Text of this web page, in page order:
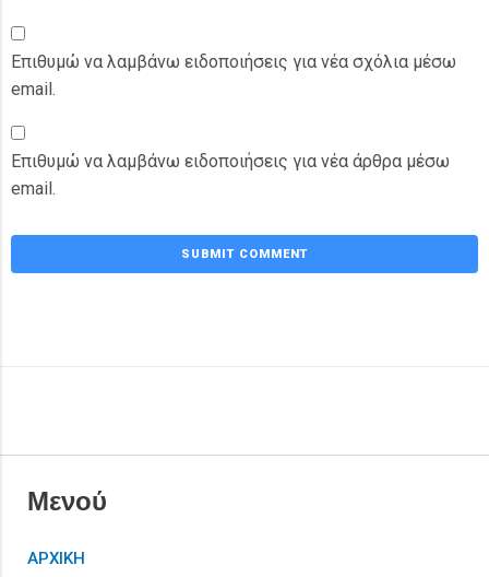
Επιθυμώ να λαμβάνω ειδοποιήσεις για νέα σχόλια μέσω
email.
Επιθυμώ να λαμβάνω ειδοποιήσεις για νέα άρθρα μέσω
email.
Μενού
ΑΡΧΙΚΗ